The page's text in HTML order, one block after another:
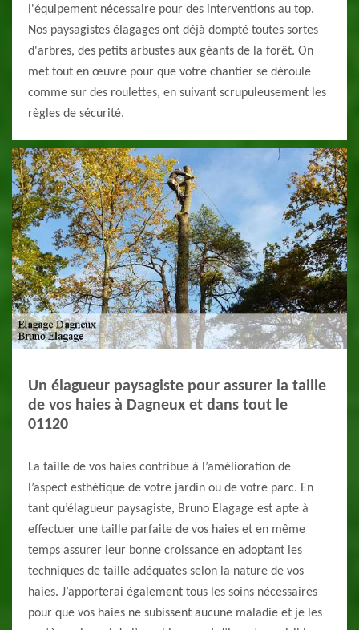
l'équipement nécessaire pour des interventions au top.
Nos paysagistes élagages ont déjà dompté toutes sortes
d'arbres, des petits arbustes aux géants de la forêt. On
met tout en œuvre pour que votre chantier se déroule
comme sur des roulettes, en suivant scrupuleusement les
règles de sécurité.
Un élagueur paysagiste pour assurer la taille
de vos haies à Dagneux et dans tout le
01120
La taille de vos haies contribue à l’amélioration de
l’aspect esthétique de votre jardin ou de votre parc. En
tant qu’élagueur paysagiste, Bruno Elagage est apte à
effectuer une taille parfaite de vos haies et en même
temps assurer leur bonne croissance en adoptant les
techniques de taille adéquates selon la nature de vos
haies. J’apporterai également tous les soins nécessaires
pour que vos haies ne subissent aucune maladie et je les